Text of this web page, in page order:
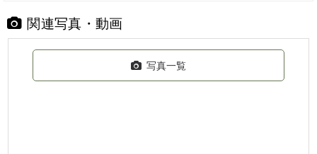
関連写真・動画
写真一覧